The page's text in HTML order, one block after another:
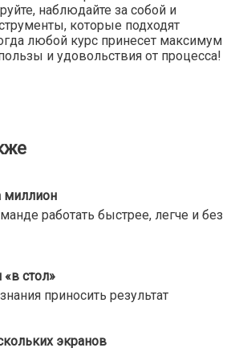
наблюдайте за собой и
которые подходят
любой курс принесет максимум
и удовольствия от процесса!
миллион
работать быстрее, легче и без
«в стол»
приносить результат
экранов